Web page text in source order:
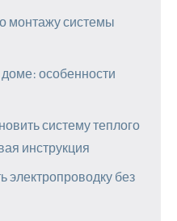
монтажу системы
особенности
систему теплого
инструкция
электропроводку без